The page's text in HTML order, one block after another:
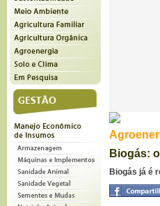
Biogás:
Biogás já é